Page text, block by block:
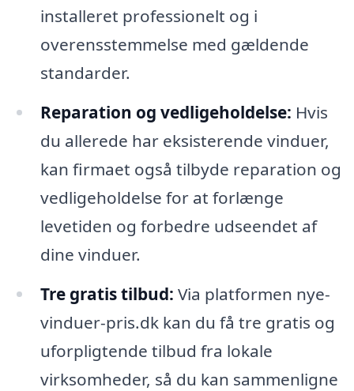
installeret professionelt og i
overensstemmelse med gældende
standarder.
Reparation og vedligeholdelse: Hvis
du allerede har eksisterende vinduer,
kan firmaet også tilbyde reparation og
vedligeholdelse for at forlænge
levetiden og forbedre udseendet af
dine vinduer.
Tre gratis tilbud: Via platformen nye-
vinduer-pris.dk kan du få tre gratis og
uforpligtende tilbud fra lokale
virksomheder, så du kan sammenligne